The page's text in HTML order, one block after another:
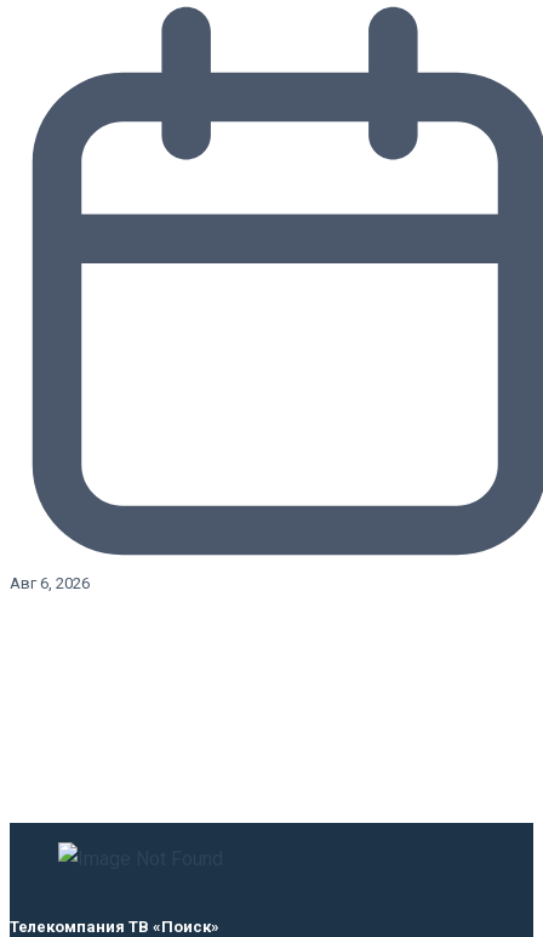
Авг 6, 2026
Телекомпания ТВ «Поиск»